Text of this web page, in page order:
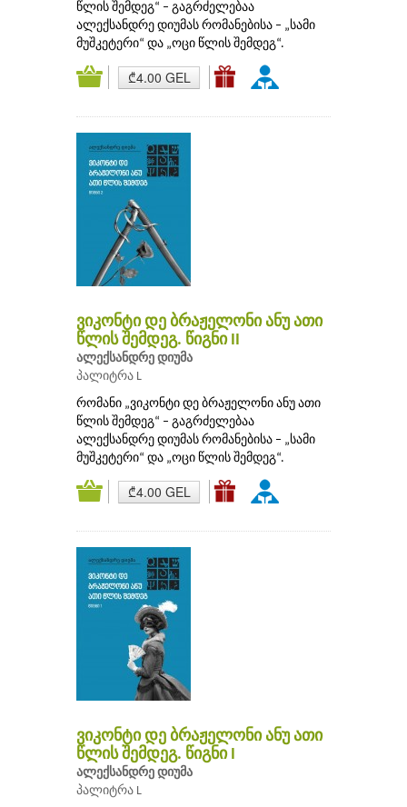
წლის შემდეგ“ – გაგრძელებაა
ალექსანდრე დიუმას რომანებისა – „სამი
მუშკეტერი“ და „ოცი წლის შემდეგ“.
₾4.00 GEL
ვიკონტი დე ბრაჟელონი ანუ ათი
წლის შემდეგ. წიგნი II
ალექსანდრე დიუმა
პალიტრა L
რომანი „ვიკონტი დე ბრაჟელონი ანუ ათი
წლის შემდეგ“ – გაგრძელებაა
ალექსანდრე დიუმას რომანებისა – „სამი
მუშკეტერი“ და „ოცი წლის შემდეგ“.
₾4.00 GEL
ვიკონტი დე ბრაჟელონი ანუ ათი
წლის შემდეგ. წიგნი I
ალექსანდრე დიუმა
პალიტრა L